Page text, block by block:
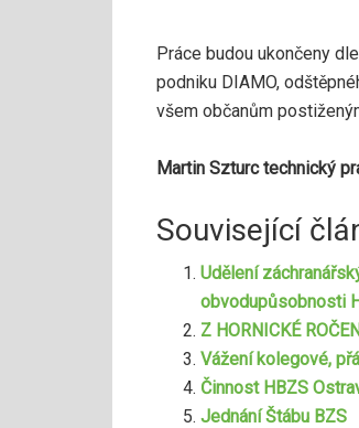
Práce budou ukončeny
podniku DIAMO,
všem občanům
Martin Szturc technický
Související
Udělení
obvodupůsobnosti
Z HORNICKÉ
Vážení kolegové,
Činnost HBZS
Jednání Štábu BZS